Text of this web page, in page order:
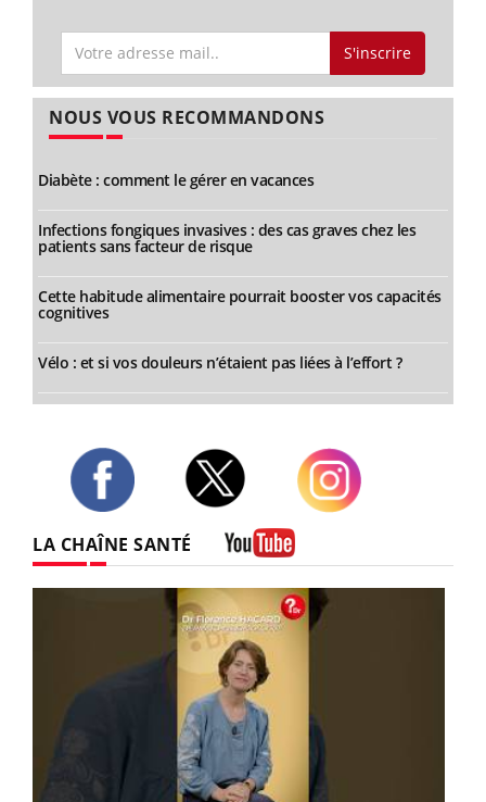
S'inscrire
NOUS VOUS RECOMMANDONS
Diabète : comment le gérer en vacances
Infections fongiques invasives : des cas graves chez les
patients sans facteur de risque
Cette habitude alimentaire pourrait booster vos capacités
cognitives
Vélo : et si vos douleurs n’étaient pas liées à l’effort ?
LA CHAÎNE SANTÉ